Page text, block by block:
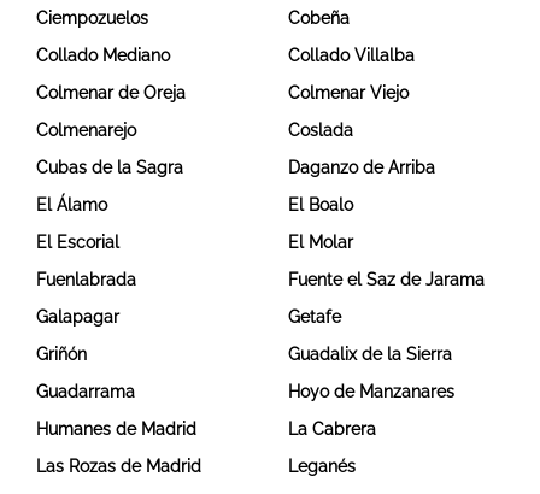
Ciempozuelos
Cobeña
Collado Mediano
Collado Villalba
Colmenar de Oreja
Colmenar Viejo
Colmenarejo
Coslada
Cubas de la Sagra
Daganzo de Arriba
El Álamo
El Boalo
El Escorial
El Molar
Fuenlabrada
Fuente el Saz de Jarama
Galapagar
Getafe
Griñón
Guadalix de la Sierra
Guadarrama
Hoyo de Manzanares
Humanes de Madrid
La Cabrera
Las Rozas de Madrid
Leganés